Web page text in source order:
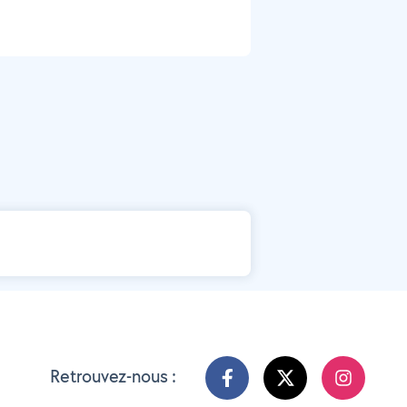
Retrouvez-nous :